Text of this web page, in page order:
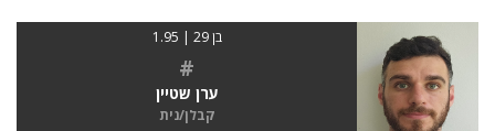
בן 29 | 1.95
#
ערן שטיין
קבלן/נית